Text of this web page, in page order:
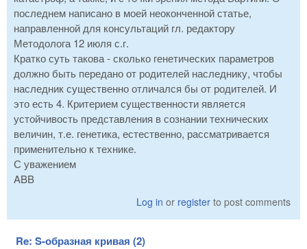
последнем написано в моей неоконченной статье,
направленной для консультаций гл. редактору
Методолога 12 июля с.г.
Кратко суть такова - сколько генетических параметров
должно быть передано от родителей наследнику, чтобы
наследник существенно отличался бы от родителей. И
это есть 4. Критерием существенности является
устойчивость представления в сознании технических
величин, т.е. генетика, естественно, рассматривается
применительно к технике.
С уважением
ABB
Log in or register to post comments
Re: S-образная кривая (2)